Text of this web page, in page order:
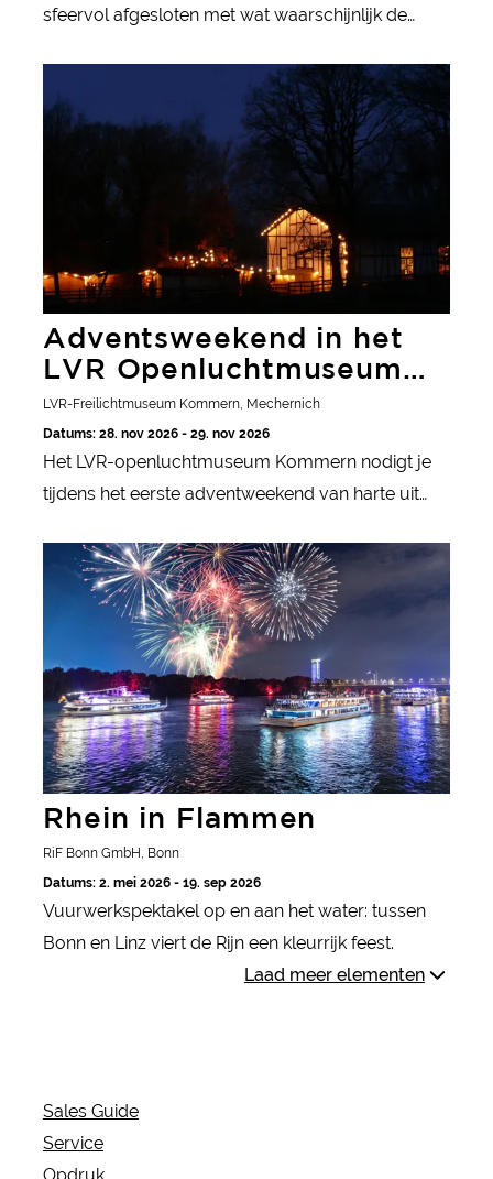
sfeervol afgesloten met wat waarschijnlijk de
Adventsweekend in het
LVR Openluchtmuseum
Kommern, Mechernich
LVR-Freilichtmuseum Kommern, Mechernich
Datums: 28. nov 2026 - 29. nov 2026
Het LVR-openluchtmuseum Kommern nodigt je
tijdens het eerste adventweekend van harte uit
kaarslicht, huismuziek en boeiende verhalen,
terwijl je op de adventsmarkt geniet van
zelfgebakken lekkernijen en kunstzinnige schatten.
Adventsweekend in het LVR Openluchtmuseum
Rhein in Flammen
RiF Bonn GmbH, Bonn
Datums: 2. mei 2026 - 19. sep 2026
Vuurwerkspektakel op en aan het water: tussen
Bonn en Linz viert de Rijn een kleurrijk feest.
Rhein in Flammen
Laad meer elementen
Sales Guide
Service